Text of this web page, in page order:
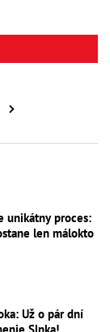
unikátny proces:
len málokto
Už o pár dní